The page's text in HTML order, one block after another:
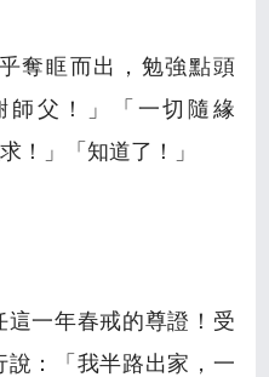
奪眶而出，勉強點頭
師父！」「一切隨緣
！」「知道了！」
一年春戒的尊證！受
：「我半路出家，一